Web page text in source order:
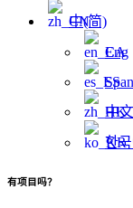
中(简)
Eng
中
한국
有项目吗？